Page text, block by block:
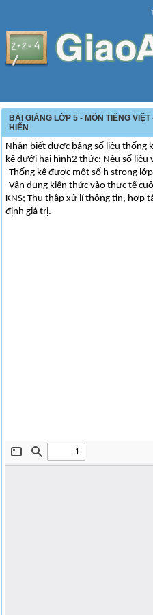
BÀI GIẢNG LỚP 5 - MÔN TIẾNG
HIẾN
Nhận biết được bảng số liệu thống
kê dưới hai hình2 thức: Nêu số liệu
-Thống kê được một số h strong
-Vận dụng kiến thức vào thực tế
KNS; Thu thập xử lí thông tin, hợp
định giá trị.